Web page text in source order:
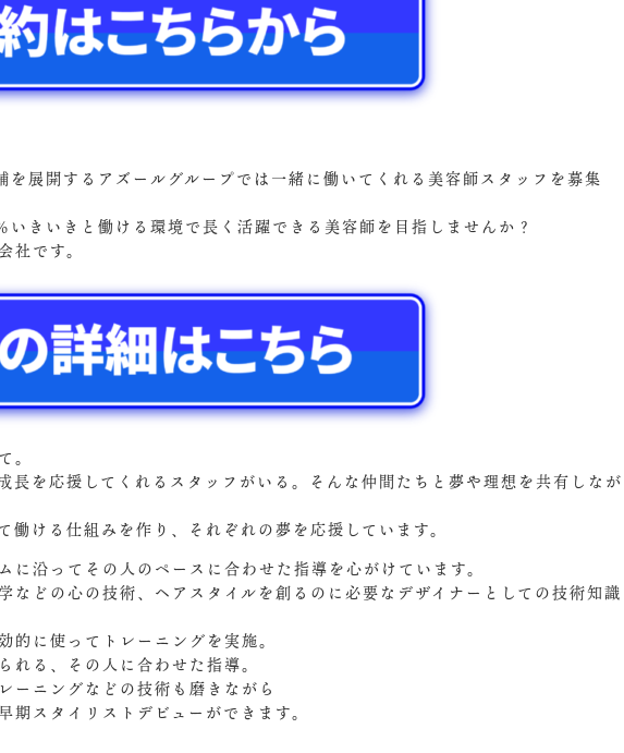
展開するアズールグループでは一緒に働いてくれる美容師スタッフを募集
きいきと働ける環境で長く活躍できる美容師を目指しませんか？
社です。
。
長を応援してくれるスタッフがいる。そんな仲間たちと夢や理想を共有しなが
働ける仕組みを作り、それぞれの夢を応援しています。
に沿ってその人のペースに合わせた指導を心がけています。
などの心の技術、ヘアスタイルを創るのに必要なデザイナーとしての技術知識
的に使ってトレーニングを実施。
れる、その人に合わせた指導。
ーニングなどの技術も磨きながら
期スタイリストデビューができます。